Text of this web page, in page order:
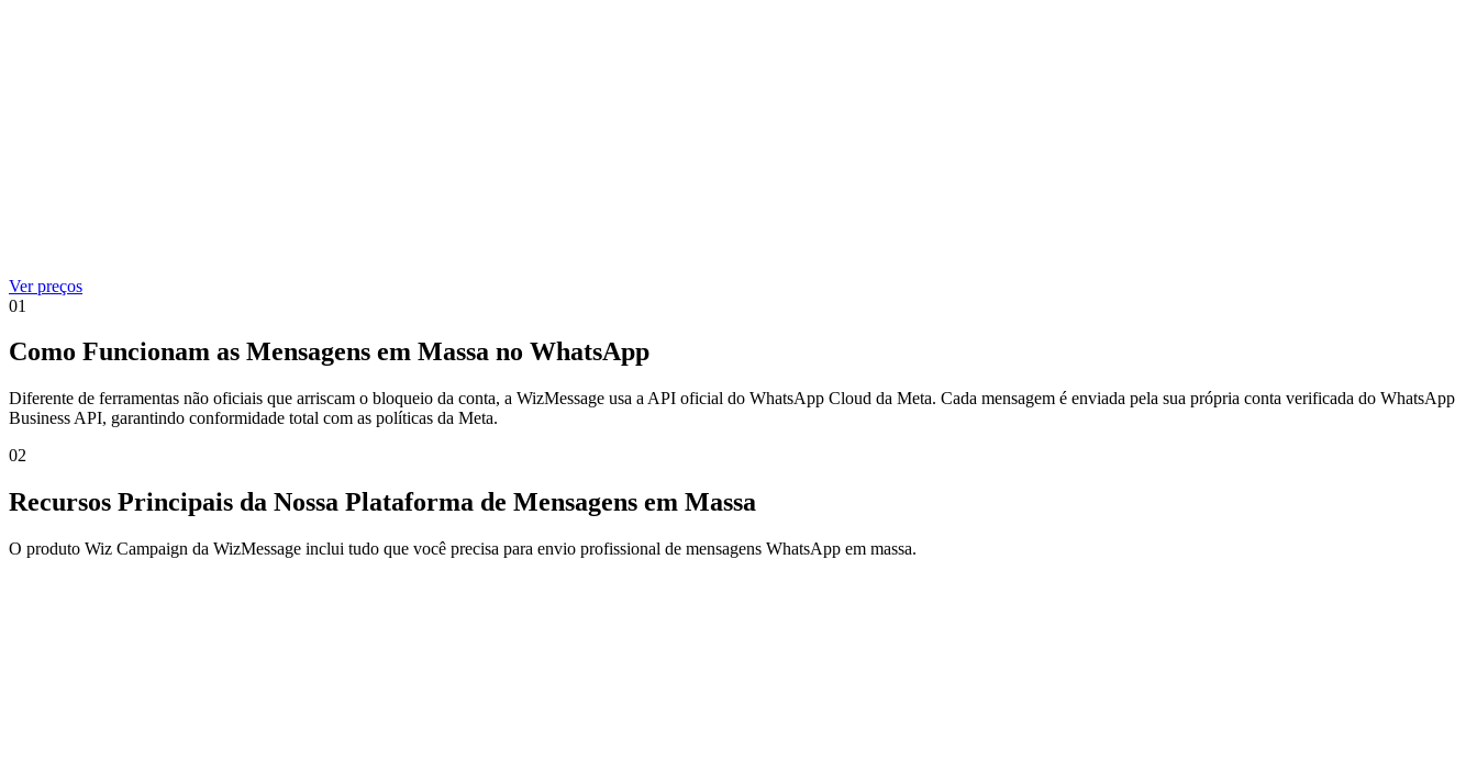
Ver preços
01
Como Funcionam as Mensagens em Massa no WhatsApp
Diferente de ferramentas não oficiais que arriscam o bloqueio da conta, a WizMessage usa a API oficial do WhatsApp Cloud da Meta. Cada mensagem é enviada pela sua própria conta verificada do WhatsApp
Business API, garantindo conformidade total com as políticas da Meta.
02
Recursos Principais da Nossa Plataforma de Mensagens em Massa
O produto Wiz Campaign da WizMessage inclui tudo que você precisa para envio profissional de mensagens WhatsApp em massa.